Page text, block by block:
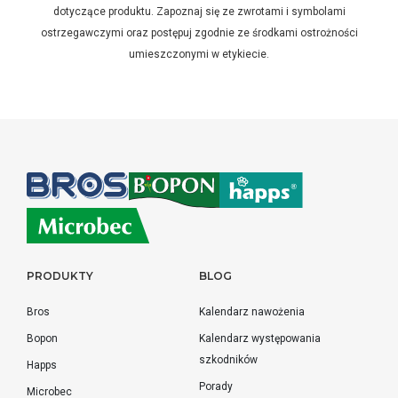
dotyczące produktu. Zapoznaj się ze zwrotami i symbolami
ostrzegawczymi oraz postępuj zgodnie ze środkami ostrożności
umieszczonymi w etykiecie.
PRODUKTY
Bros
Bopon
Happs
Microbec
BLOG
Kalendarz nawożenia
Kalendarz występowania
szkodników
Porady